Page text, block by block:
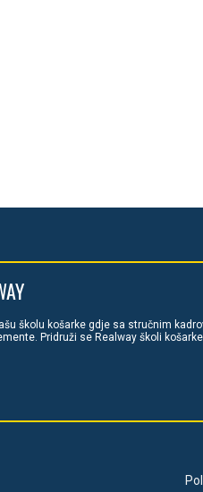
školu košarke gdje sa stručnim
Pridruži se Realway školi